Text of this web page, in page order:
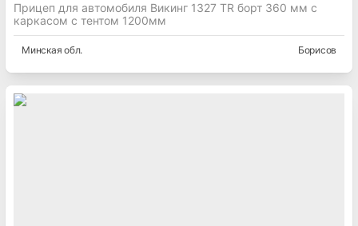
Прицеп для автомобиля Викинг 1327 TR борт 360 мм с
каркасом с тентом 1200мм
Минская обл. Борисов